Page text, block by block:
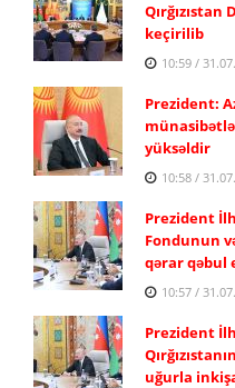
Qırğızıstan
keçirilib
10:59 /
Prezident:
yüksəldir
10:58 /
Prezident
Fondunun
qərar qəbul
10:57 /
Prezident
uğurla